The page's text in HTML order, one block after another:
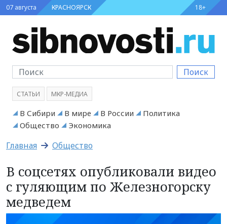
07 августа КРАСНОЯРСК 18+
Поиск
СТАТЬИ МКР-МЕДИА
В Сибири В мире В России
Политика
Общество
Экономика
Главная Общество
В соцсетях опубликовали видео
с гуляющим по Железногорску
медведем